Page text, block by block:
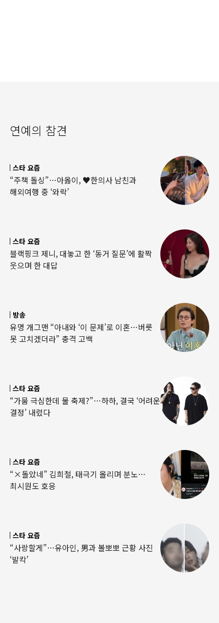
연예의 참견
스타 요즘
“주책 돌싱”…아옳이, ♥한의사 남친과
해외여행 중 ‘와락’
스타 요즘
블랙핑크 제니, 대놓고 한 ‘동거 질문’에 활짝
웃으며 한 대답
방송
유명 개그맨 “아내와 ‘이 문제’로 이혼…버릇
못 고치겠더라” 충격 고백
스타 요즘
“가뭄 극심한데 물 축제?”…하하, 결국 ‘어려운
결정’ 내렸다
스타 요즘
“×돌았네” 김희철, 태극기 올리며 분노…
최시원도 호응
스타 요즘
“사랑할게”…유아인, 男과 볼뽀뽀 근황 사진
‘발칵’